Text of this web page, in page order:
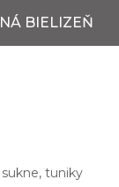
BIELIZEŇ
sukne, tuniky